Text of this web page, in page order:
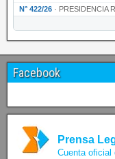
N° 422/26 · PRESIDENCIA
Facebook
Prensa
Cuenta oficial